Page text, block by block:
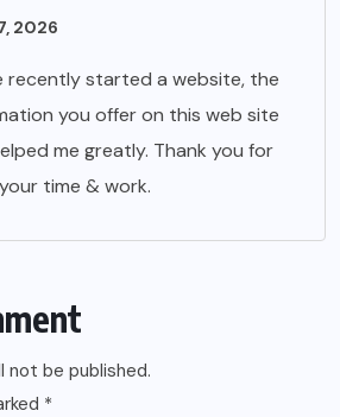
2026
recently started a website, the
you offer on this web site
me greatly. Thank you for
time & work.
not be published.
*